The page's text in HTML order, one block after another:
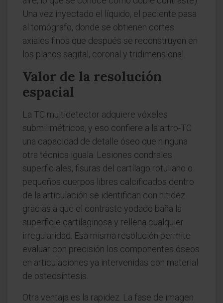
Una vez inyectado el líquido, el paciente pasa
al tomógrafo, donde se obtienen cortes
axiales finos que después se reconstruyen en
los planos sagital, coronal y tridimensional.
Valor de la resolución
espacial
La TC multidetector adquiere vóxeles
submilimétricos, y eso confiere a la artro-TC
una capacidad de detalle óseo que ninguna
otra técnica iguala. Lesiones condrales
superficiales, fisuras del cartílago rotuliano o
pequeños cuerpos libres calcificados dentro
de la articulación se identifican con nitidez
gracias a que el contraste yodado baña la
superficie cartilaginosa y rellena cualquier
irregularidad. Esa misma resolución permite
evaluar con precisión los componentes óseos
en articulaciones ya intervenidas con material
de osteosíntesis.
Otra ventaja es la rapidez. La fase de imagen